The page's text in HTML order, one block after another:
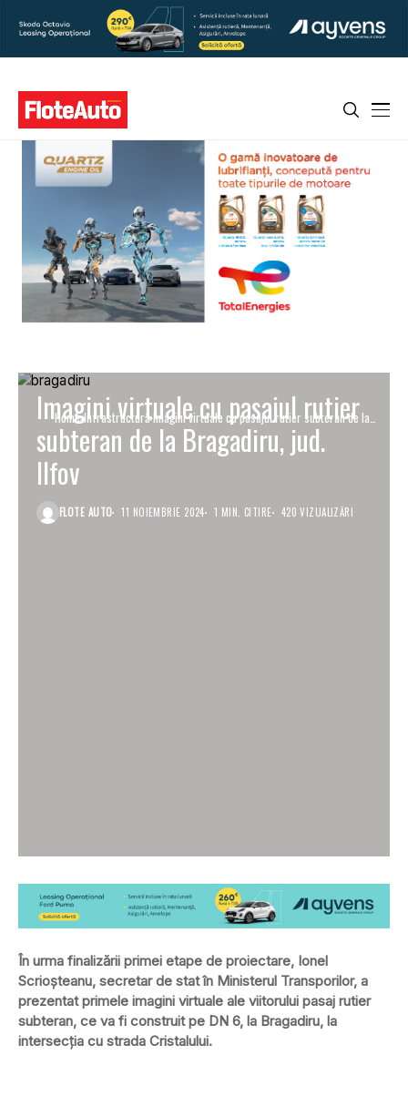
Home Infrastructură Imagini virtuale cu pasajul rutier subteran de la
Bragadiru, jud. Ilfov
Imagini virtuale cu pasajul rutier
subteran de la Bragadiru, jud.
Ilfov
FLOTE AUTO 11 NOIEMBRIE 2024 1 MIN. CITIRE 420 VIZUALIZĂRI
În urma finalizării primei etape de proiectare, Ionel
Scrioșteanu, secretar de stat în Ministerul Transporilor, a
prezentat primele imagini virtuale ale viitorului pasaj rutier
subteran, ce va fi construit pe DN 6, la Bragadiru, la
intersecția cu strada Cristalului.